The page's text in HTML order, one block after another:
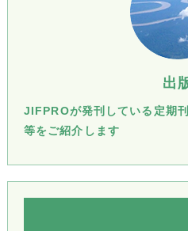
出
JIFPROが発刊している定期
等をご紹介します